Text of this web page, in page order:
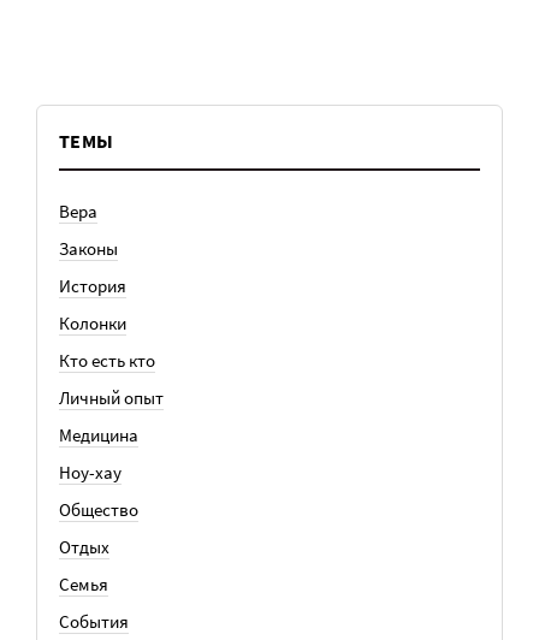
ТЕМЫ
Вера
Законы
История
Колонки
Кто есть кто
Личный опыт
Медицина
Ноу-хау
Общество
Отдых
Семья
События